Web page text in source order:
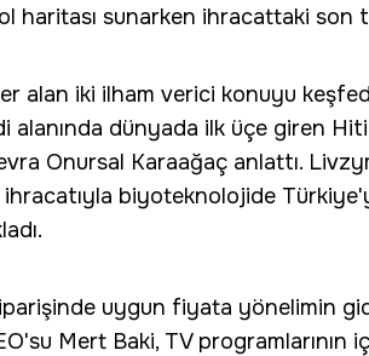
haritası sunarken ihracattaki son
alan iki ilham verici konuyu
alanında dünyada ilk üçe giren
Onursal Karaağaç anlattı.
ihracatıyla biyoteknolojide
uygun fiyata yönelimin
Mert Baki, TV programlarının